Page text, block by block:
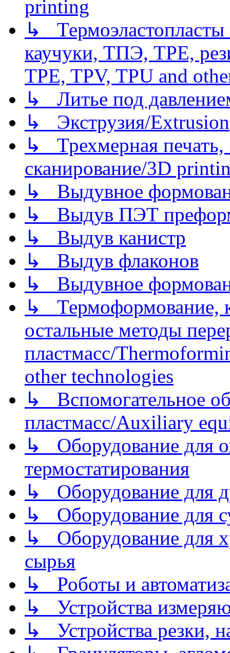
printing
↳
каучуки, ТПЭ, TPE,
TPE, TPV, TPU and
↳ Литье под
↳ Экструзия/Extrusion
↳ Трехмерная
сканирование/3D
↳ Выдувное
↳ Выдув ПЭТ
↳ Выдув канистр
↳ Выдув флаконов
↳ Выдувное
↳ Термоформование,
остальные методы
пластмасс/
other technologies
↳ Вспомогательное
пластмасс/Auxiliary
↳ Оборудование для
термостатирования
↳ Оборудование для
↳ Оборудование для
↳ Оборудование для
сырья
↳ Роботы и
↳ Устройства
↳ Устройства резки,